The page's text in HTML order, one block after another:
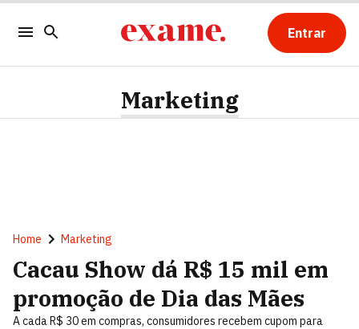
Entrar
Marketing
Home Marketing
Cacau Show dá R$ 15 mil em
promoção de Dia das Mães
A cada R$ 30 em compras, consumidores recebem cupom para